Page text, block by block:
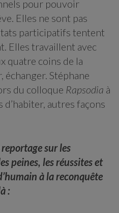
pour pouvoir
Elles ne sont pas
participatifs tentent
Elles travaillent avec
quatre coins de la
échanger. Stéphane
du colloque Rapsodia à
d’habiter, autres façons
sur les
peines, les réussites et
à la reconquête
: